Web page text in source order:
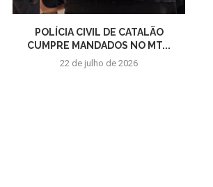
POLÍCIA CIVIL DE CATALÃO
CUMPRE MANDADOS NO MT...
22 de julho de 2026